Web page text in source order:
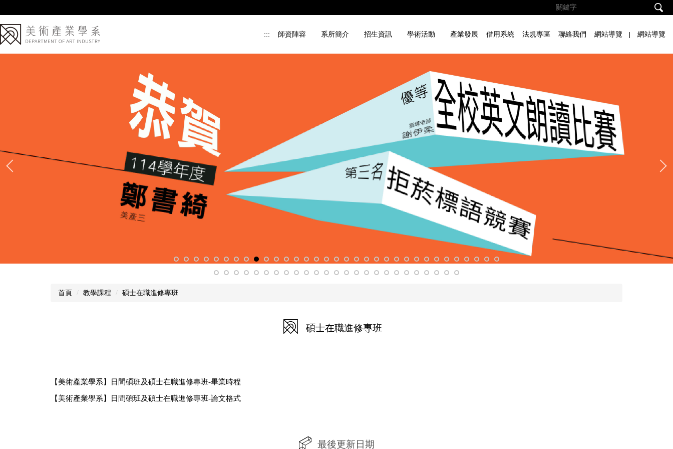
主
要
::: 師資陣容 系所簡介 招生資訊 學術活動 產業發展 借用系統 法規專區 聯絡我們 網站導覽 網站導覽
首頁 教學課程 碩士在職進修專班
碩士在職進修專班
【美術產業學系】日間碩班及碩士在職進修專班-畢業時程
【美術產業學系】日間碩班及碩士在職進修專班-論文格式
最後更新日期